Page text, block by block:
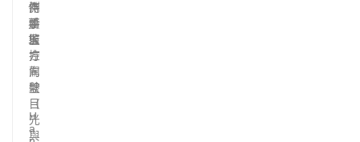
作
要
求
測
手
握
方
向
盤
（
H
a
持
續
監
控
駕
駛
目
光
與